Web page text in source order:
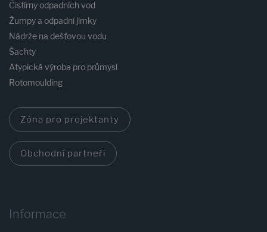
Čistírny odpadních vod
Žumpy a odpadní jímky
Nádrže na dešťovou vodu
Šachty
Atypická výroba pro průmysl
Rotomoulding
Zóna pro projektanty
Obchodní partneři
Informace